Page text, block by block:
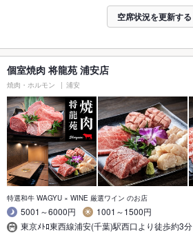
空席状況を更新する
個室焼肉 将龍苑 浦安店
焼肉・ホルモン 浦安
特選和牛 WAGYU × WINE 厳選ワイン のお店
5001～6000円
1001～1500円
東京ﾒﾄﾛ東西線浦安(千葉)駅西口より徒歩約3分